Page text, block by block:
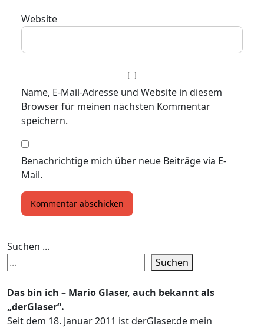
Website
Name, E-Mail-Adresse und Website in diesem
Browser für meinen nächsten Kommentar
speichern.
Benachrichtige mich über neue Beiträge via E-
Mail.
Suchen ...
Suchen
Das bin ich – Mario Glaser, auch bekannt als
„derGlaser“.
Seit dem 18. Januar 2011 ist derGlaser.de mein